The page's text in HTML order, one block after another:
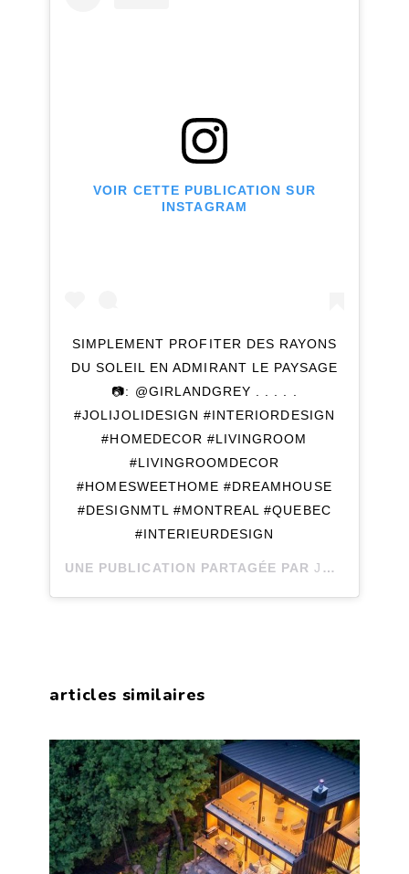
VOIR CETTE PUBLICATION SUR
INSTAGRAM
SIMPLEMENT PROFITER DES RAYONS
DU SOLEIL EN ADMIRANT LE PAYSAGE
📷: @GIRLANDGREY . . . . .
#JOLIJOLIDESIGN #INTERIORDESIGN
#HOMEDECOR #LIVINGROOM
#LIVINGROOMDECOR
#HOMESWEETHOME #DREAMHOUSE
#DESIGNMTL #MONTREAL #QUEBEC
#INTERIEURDESIGN
UNE PUBLICATION PARTAGÉE PARJOLI JOLI DESIGN
articles similaires